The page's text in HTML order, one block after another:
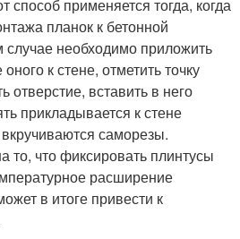
применяется тогда, когда
планок к бетонной
необходимо приложить
к стене, отметить точку
отверстие, вставить в него
прикладывается к стене
саморезы.
что фиксировать плинтусы
расширение
в итоге привести к